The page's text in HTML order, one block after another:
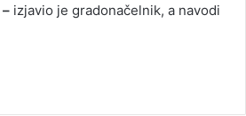
izjavio je gradonačelnik, a navodi